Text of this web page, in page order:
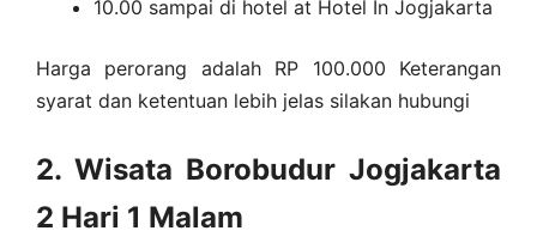
10.00 sampai di hotel at Hotel In Jogjakarta
Harga perorang adalah RP 100.000 Keterangan
syarat dan ketentuan lebih jelas silakan hubungi
2. Wisata Borobudur Jogjakarta
2 Hari 1 Malam